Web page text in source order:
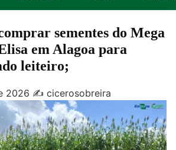
sementes do Mega
em Alagoa para
leiteiro;
2026 ✍️ cicerosobreira